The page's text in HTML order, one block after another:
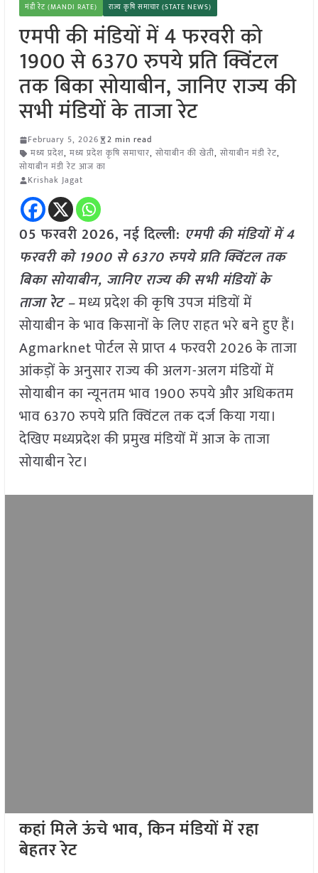
मंडी रेट (MANDI RATE) राज्य कृषि समाचार (STATE NEWS)
एमपी की मंडियों में 4 फरवरी को
1900 से 6370 रुपये प्रति क्विंटल
तक बिका सोयाबीन, जानिए राज्य की
सभी मंडियों के ताजा रेट
February 5, 2026
2 min read
मध्य प्रदेश, मध्य प्रदेश कृषि समाचार, सोयाबीन की खेती, सोयाबीन मंडी रेट,
सोयाबीन मंडी रेट आज का
Krishak Jagat
05 फरवरी 2026, नई दिल्ली: एमपी की मंडियों में 4
फरवरी को 1900 से 6370 रुपये प्रति क्विंटल तक
बिका सोयाबीन, जानिए राज्य की सभी मंडियों के
ताजा रेट –मध्य प्रदेश की कृषि उपज मंडियों में
सोयाबीन के भाव किसानों के लिए राहत भरे बने हुए हैं।
Agmarknet पोर्टल से प्राप्त 4 फरवरी 2026 के ताजा
आंकड़ों के अनुसार राज्य की अलग-अलग मंडियों में
सोयाबीन का न्यूनतम भाव 1900 रुपये और अधिकतम
भाव 6370 रुपये प्रति क्विंटल तक दर्ज किया गया।
देखिए मध्यप्रदेश की प्रमुख मंडियों में आज के ताजा
सोयाबीन रेट।
कहां मिले ऊंचे भाव, किन मंडियों में रहा
बेहतर रेट